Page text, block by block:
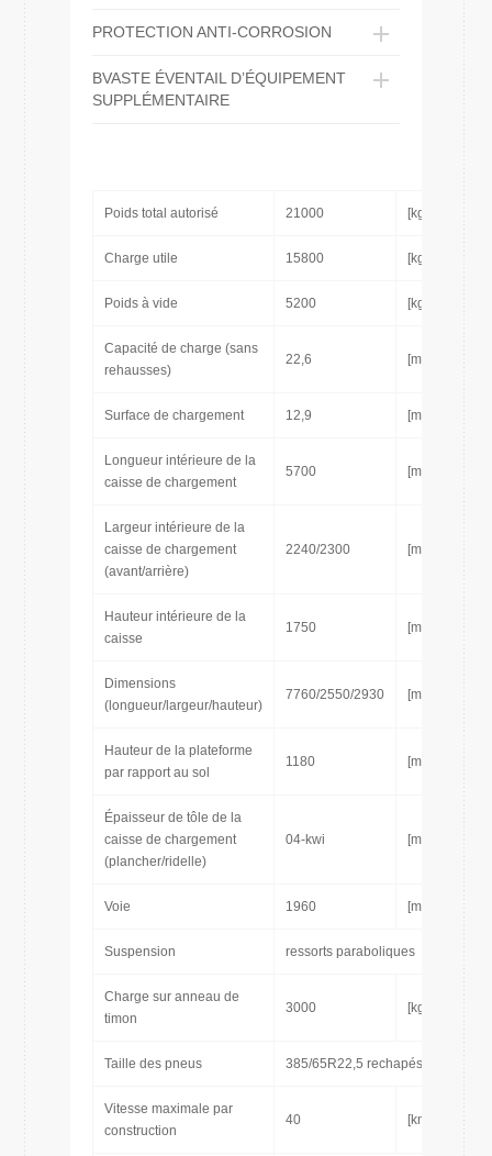
PROTECTION ANTI-CORROSION
BVASTE ÉVENTAIL D’ÉQUIPEMENT
SUPPLÉMENTAIRE
Poids total autorisé 21000 [kg]
Charge utile 15800 [kg]
Poids à vide 5200 [kg]
Capacité de charge (sans
rehausses)
22,6 [m3]
Surface de chargement 12,9 [m3]
Longueur intérieure de la
caisse de chargement
5700 [mm]
Largeur intérieure de la
caisse de chargement
(avant/arrière)
2240/2300 [mm]
Hauteur intérieure de la
caisse
1750 [mm]
Dimensions
(longueur/largeur/hauteur)
7760/2550/2930 [mm]
Hauteur de la plateforme
par rapport au sol
1180 [mm]
Épaisseur de tôle de la
caisse de chargement
(plancher/ridelle)
04-kwi [mm]
Voie 1960 [mm]
Suspension ressorts paraboliques
Charge sur anneau de
timon
3000 [kg]
Taille des pneus 385/65R22,5 rechapés
Vitesse maximale par
construction
40 [km/h]